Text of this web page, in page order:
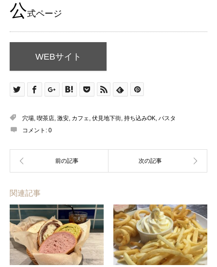
公式ページ
WEBサイト
穴場, 喫茶店, 激安, カフェ, 伏見地下街, 持ち込みOK, パスタ
コメント: 0
関連記事